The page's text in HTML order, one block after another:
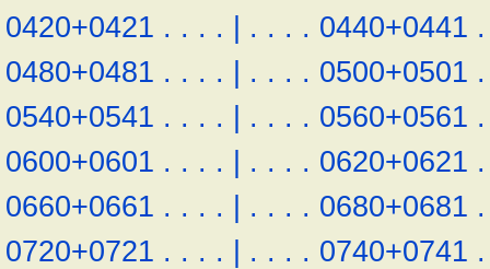
0420+0421 . . . . | . . . . 0440+0441 .
0480+0481 . . . . | . . . . 0500+0501 .
0540+0541 . . . . | . . . . 0560+0561 .
0600+0601 . . . . | . . . . 0620+0621 .
0660+0661 . . . . | . . . . 0680+0681 .
0720+0721 . . . . | . . . . 0740+0741 .